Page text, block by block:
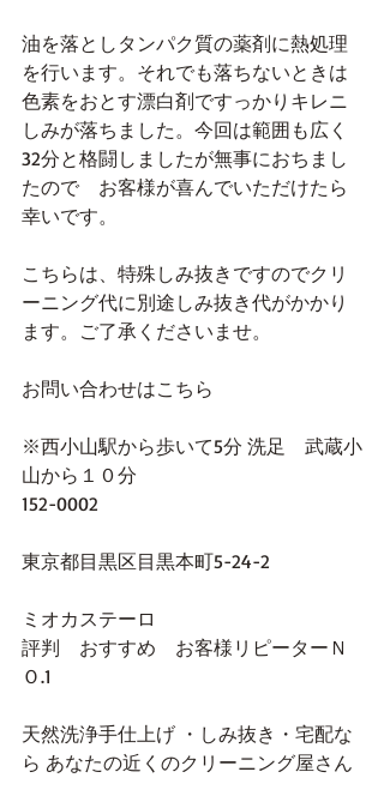
油を落としタンパク質の薬剤に熱処理
を行います。それでも落ちないときは
色素をおとす漂白剤ですっかりキレニ
しみが落ちました。今回は範囲も広く
32分と格闘しましたが無事におちまし
たので　お客様が喜んでいただけたら
幸いです。
こちらは、特殊しみ抜きですのでクリ
ーニング代に別途しみ抜き代がかかり
ます。ご了承くださいませ。
お問い合わせはこちら
※西小山駅から歩いて5分 洗足　武蔵小
山から１０分
152-0002
東京都目黒区目黒本町5-24-2
ミオカステーロ
評判　おすすめ　お客様リピーターＮ
Ｏ.1
天然洗浄手仕上げ ・しみ抜き・宅配な
ら あなたの近くのクリーニング屋さん